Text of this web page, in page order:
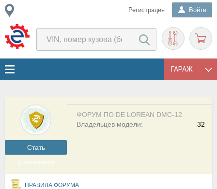
Регистрация Войти
ГАРАЖ
Cтать
участником
ФОРУМ ПО DE LOREAN DMC-12
32
Владельцев модели:
ПРАВИЛА ФОРУМА